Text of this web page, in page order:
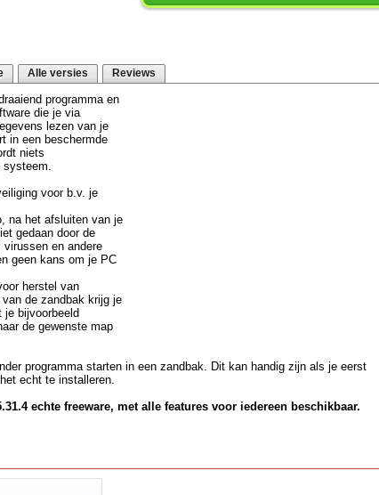
Alle versies Reviews
programma en
die je via
lezen van je
in een beschermde
niets
systeem.
voor b.v. je
na het afsluiten van je
gedaan door de
en andere
geen kans om je PC
herstel van
de zandbak krijg je
je bijvoorbeeld
de gewenste map
programma starten in een zandbak. Dit kan handig zijn als je eerst
echt te installeren.
echte freeware, met alle features voor iedereen beschikbaar.